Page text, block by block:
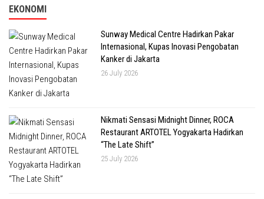
EKONOMI
Sunway Medical Centre Hadirkan Pakar
Internasional, Kupas Inovasi Pengobatan
Kanker di Jakarta
26 July 2026
Nikmati Sensasi Midnight Dinner, ROCA
Restaurant ARTOTEL Yogyakarta Hadirkan
“The Late Shift”
25 July 2026